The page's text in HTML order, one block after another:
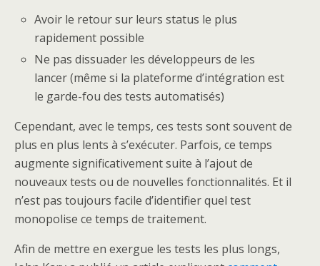
Avoir le retour sur leurs status le plus
rapidement possible
Ne pas dissuader les développeurs de les
lancer (même si la plateforme d’intégration est
le garde-fou des tests automatisés)
Cependant, avec le temps, ces tests sont souvent de
plus en plus lents à s’exécuter. Parfois, ce temps
augmente significativement suite à l’ajout de
nouveaux tests ou de nouvelles fonctionnalités. Et il
n’est pas toujours facile d’identifier quel test
monopolise ce temps de traitement.
Afin de mettre en exergue les tests les plus longs,